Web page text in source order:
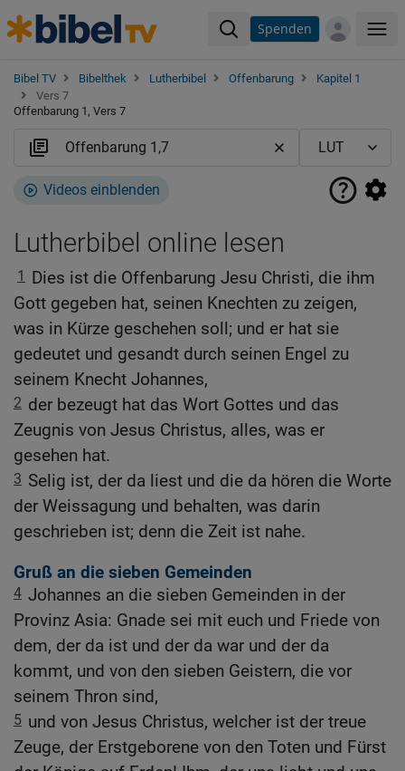
Spenden
Bibel TV Bibelthek Lutherbibel Offenbarung
Kapitel 1
Vers 7
Offenbarung 1, Vers 7
Videos einblenden
Lutherbibel online lesen
1 Dies ist die Offenbarung Jesu Christi, die ihm
Gott gegeben hat, seinen Knechten zu zeigen,
was in Kürze geschehen soll; und er hat sie
gedeutet und gesandt durch seinen Engel zu
seinem Knecht Johannes,
2 der bezeugt hat das Wort Gottes und das
Zeugnis von Jesus Christus, alles, was er
gesehen hat.
3 Selig ist, der da liest und die da hören die Worte
der Weissagung und behalten, was darin
geschrieben ist; denn die Zeit ist nahe.
Gruß an die sieben Gemeinden
4 Johannes an die sieben Gemeinden in der
Provinz Asia: Gnade sei mit euch und Friede von
dem, der da ist und der da war und der da
kommt, und von den sieben Geistern, die vor
seinem Thron sind,
5 und von Jesus Christus, welcher ist der treue
Zeuge, der Erstgeborene von den Toten und Fürst